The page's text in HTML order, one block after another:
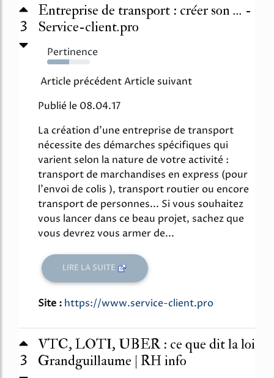
3
Entreprise de transport : créer son ... -
Service-client.pro
Pertinence
51%
Article précédent Article suivant
Publié le 08.04.17
La création d'une entreprise de transport
nécessite des démarches spécifiques qui
varient selon la nature de votre activité :
transport de marchandises en express (pour
l'envoi de colis ), transport routier ou encore
transport de personnes... Si vous souhaitez
vous lancer dans ce beau projet, sachez que
vous devrez vous armer de...
LIRE LA SUITE
Site : https://www.service-client.pro
3
VTC, LOTI, UBER : ce que dit la loi
Grandguillaume | RH info